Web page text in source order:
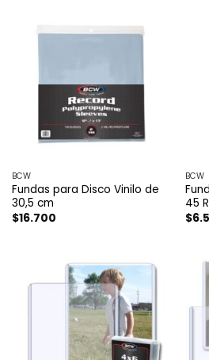
BCW
Fundas para Disco Vinilo de
30,5 cm
$16.700
BCW
45
$